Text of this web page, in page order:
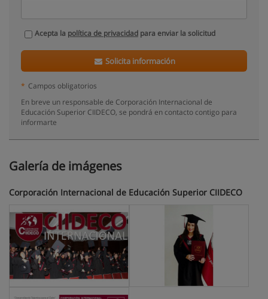
Acepta la política de privacidad para enviar la solicitud
Solicita información
* Campos obligatorios
En breve un responsable de Corporación Internacional de
Educación Superior CIIDECO, se pondrá en contacto contigo para
informarte
Galería de imágenes
Corporación Internacional de Educación Superior CIIDECO